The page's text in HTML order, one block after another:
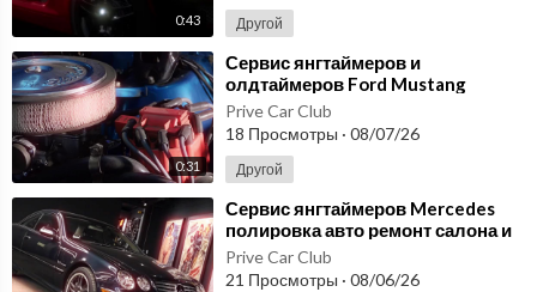
0:43 Другой
0:31
⁣Сервис янгтаймеров и
олдтаймеров Ford Mustang
полировка авто и ремонт салона
Prive Car Club
18 Просмотры · 08/07/26
Другой
⁣Сервис янгтаймеров Mercedes
полировка авто ремонт салона и
хранение авто PRIVE Club
Prive Car Club
21 Просмотры · 08/06/26